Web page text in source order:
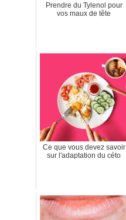
Prendre du Tylenol pour
vos maux de tête
Ce que vous devez savoir
sur l'adaptation du céto